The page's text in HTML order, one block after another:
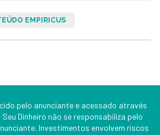
EMPIRICUS
pelo anunciante e acessado através
Dinheiro não se responsabiliza pelo
Investimentos envolvem riscos